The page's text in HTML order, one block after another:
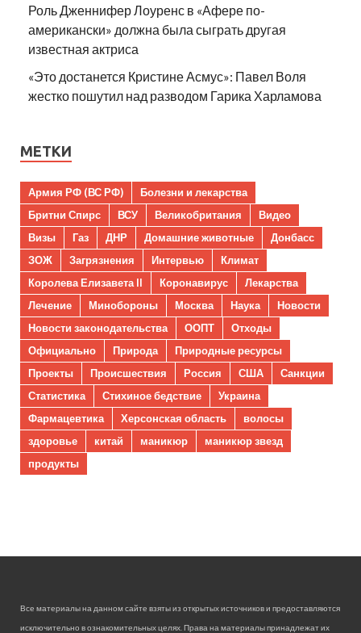
Роль Дженнифер Лоуренс в «Афере по-
американски» должна была сыграть другая
известная актриса
«Это достанется Кристине Асмус»: Павел Воля
жестко пошутил над разводом Гарика Харламова
МЕТКИ
Армия РФ (ВС РФ)
Болезни и лекарства
Бритни Спирс
ВСУ Великобритания
Видео
Визы
Газ ДНР Домашние животные
Донбасс
ЗОЖ
Загрязнения Интервью
Климат
Королева Елизавета II
Коронавирус
Лекарства
Лечение
Минобороны Москва Наука
Новости
Новости законодательства
ООПТ
Отходы
Официально
Природа
Природные ресурсы
Проекты
Происшествия Россия США
Санкции
Статистика
Стихиное бедствие
Украина
Фармацевтика
Херсонская область
волосы
здоровье
китай маникюр
маникюр звезд
продукты
Все материалы на данном сайте взяты из открытых источников и предоставляются
исключительно в ознакомительных целях. Права на материалы принадлежат их